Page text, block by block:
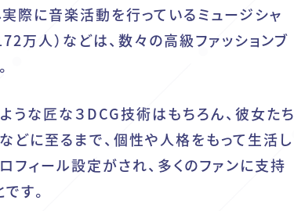
際に音楽活動を行っているミュージシャ
万人）などは、数々の高級ファッションブ
うな匠な３DCG技術はもちろん、彼女たち
どに至るまで、個性や人格をもって生活し
ィール設定がされ、多くのファンに支持
す。